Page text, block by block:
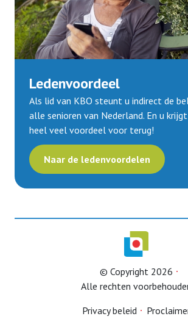
Ledenvoordeel
Als lid van KBO steunt u indirect de
alle senioren van Nederland. En u
heel veel voordeel voor terug!
Naar de ledenvoordelen
© Copyright 2026
Alle rechten
Privacy beleid